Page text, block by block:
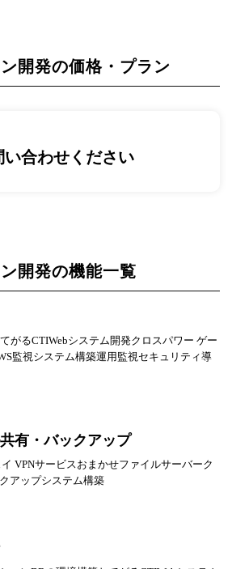
開発の価格・プラン
い合わせください
開発の機能一覧
がるCTIWebシステム開発クロスパワー ゲー
監視システム構築運用監視セキュリティ導
有・バックアップ
VPNサービスおまかせファイルサーバーク
アップシステム構築